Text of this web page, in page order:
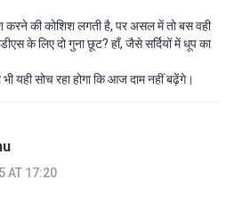
की कोशिश लगती है, पर असल में तो बस वही
के लिए दो गुना छूट? हाँ, जैसे सर्दियों में धूप का
यही सोच रहा होगा कि आज दाम नहीं बढ़ेंगे।
AT 17:20